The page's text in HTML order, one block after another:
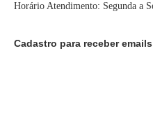
Horário Atendimento: Segunda a
Cadastro para receber